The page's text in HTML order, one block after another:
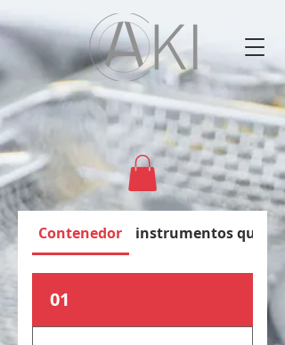
Contenedor instrumentos
01